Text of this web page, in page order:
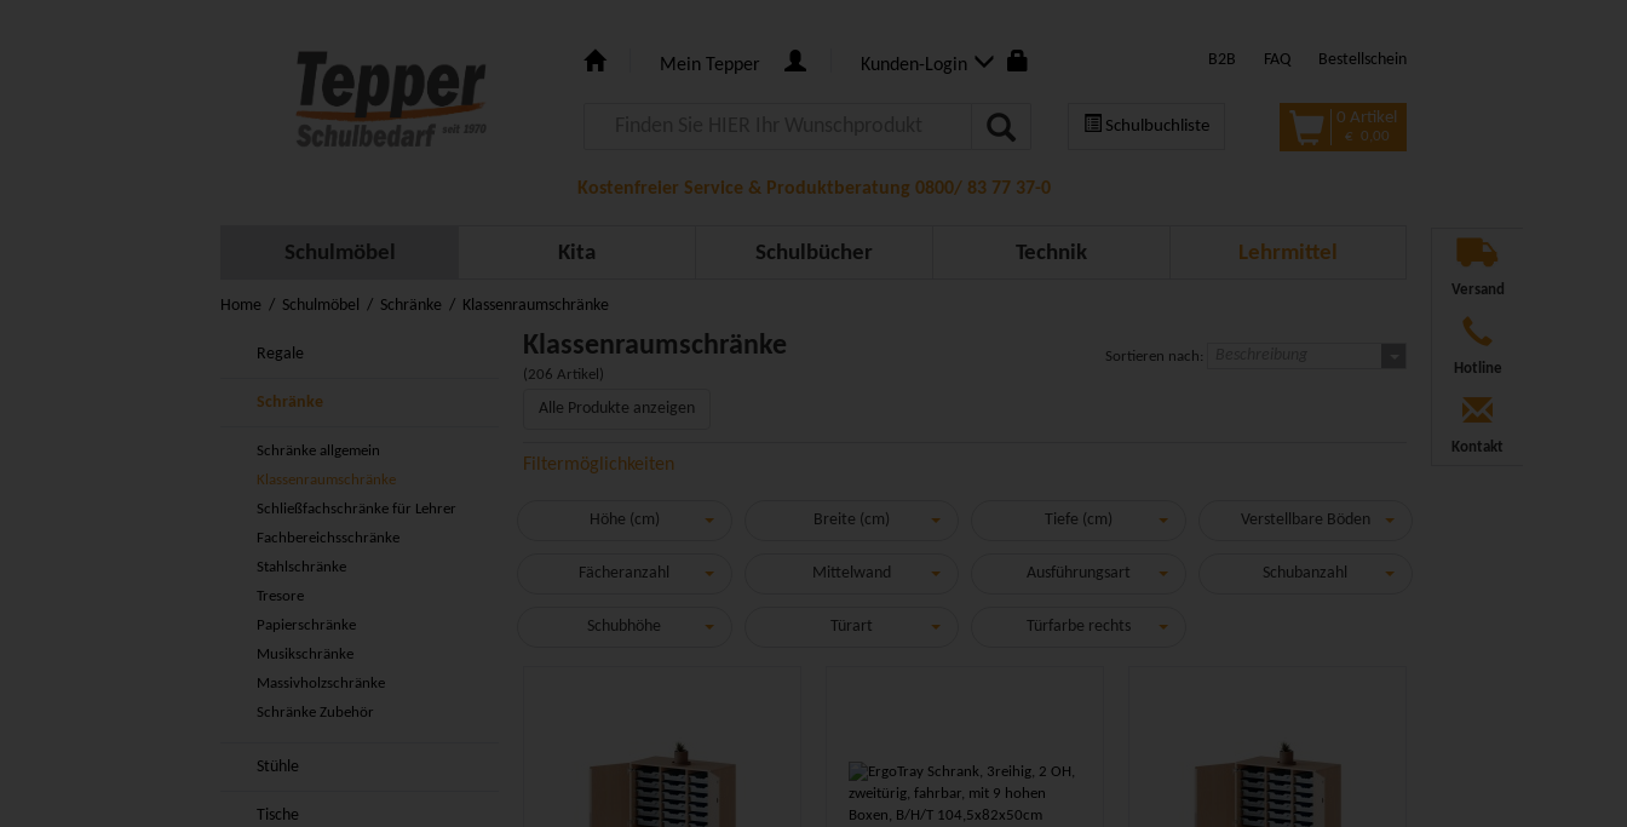
Mein Tepper Kunden-Login B2B FAQ Bestellschein
Schulbuchliste 0 Artikel
€ 0,00
Kostenfreier Service & Produktberatung 0800/ 83 77 37-0
Schulmöbel Kita Schulbücher Technik Lehrmittel
Versand
Hotline
Kontakt
Home Schulmöbel Schränke Klassenraumschränke
Regale
Schränke
Schränke allgemein
Klassenraumschränke
Schließfachschränke für Lehrer
Fachbereichsschränke
Stahlschränke
Tresore
Papierschränke
Musikschränke
Massivholzschränke
Schränke Zubehör
Stühle
Tische
Klassenraumschränke
(206 Artikel)
Alle Produkte anzeigen
Sortieren nach:
Filtermöglichkeiten
Höhe (cm) Breite (cm) Tiefe (cm) Verstellbare Böden
Fächeranzahl Mittelwand Ausführungsart Schubanzahl
Schubhöhe Türart Türfarbe rechts